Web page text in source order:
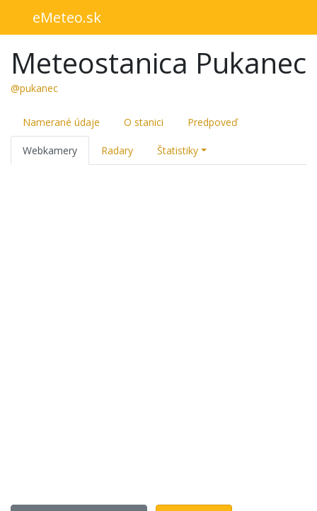
eMeteo.sk
Meteostanica Pukanec
@pukanec
Namerané údaje O stanici Predpoveď
Webkamery Radary Štatistiky